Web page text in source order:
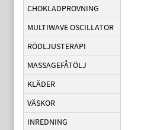
CHOKLADPROVNING
MULTIWAVE OSCILLATOR
RÖDLJUSTERAPI
MASSAGEFÅTÖLJ
KLÄDER
VÄSKOR
INREDNING